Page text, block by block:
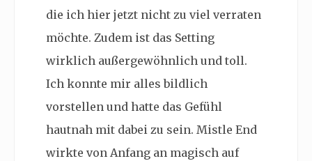
die ich hier jetzt nicht zu viel verraten
möchte. Zudem ist das Setting
wirklich außergewöhnlich und toll.
Ich konnte mir alles bildlich
vorstellen und hatte das Gefühl
hautnah mit dabei zu sein. Mistle End
wirkte von Anfang an magisch auf